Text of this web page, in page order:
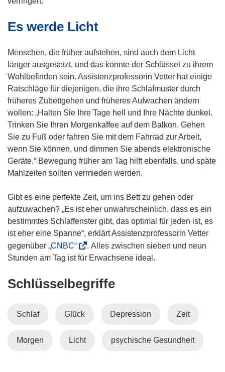
e
e
Es werde Licht
Menschen, die früher aufstehen, sind auch dem Licht
länger ausgesetzt, und das könnte der Schlüssel zu ihrem
Wohlbefinden sein. Assistenzprofessorin Vetter hat einige
Ratschläge für diejenigen, die ihre Schlafmuster durch
früheres Zubettgehen und früheres Aufwachen ändern
wollen: „Halten Sie Ihre Tage hell und Ihre Nächte dunkel.
Trinken Sie Ihren Morgenkaffee auf dem Balkon. Gehen
Sie zu Fuß oder fahren Sie mit dem Fahrrad zur Arbeit,
wenn Sie können, und dimmen Sie abends elektronische
Geräte.“ Bewegung früher am Tag hilft ebenfalls, und späte
Mahlzeiten sollten vermieden werden.
Gibt es eine perfekte Zeit, um ins Bett zu gehen oder
aufzuwachen? „Es ist eher unwahrscheinlich, dass es ein
bestimmtes Schlaffenster gibt, das optimal für jeden ist, es
ist eher eine Spanne“, erklärt Assistenzprofessorin Vetter
gegenüber „CNBC“(
ö
f
t
n
. Alles zwischen sieben und neun
Stunden am Tag ist für Erwachsene ideal.
Schlüsselbegriffe
Schlaf Glück Depression Zeit
Morgen Licht psychische Gesundheit